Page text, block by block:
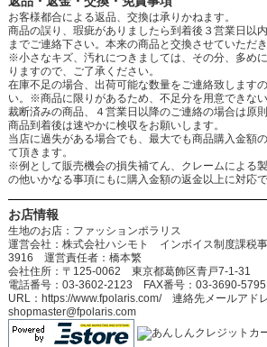
お客様都合による返品、交換は承りかねます。
商品の誤り、瑕疵がありましたら到着後３営業日以
までご連絡下さい。本来の商品と交換させていただき
※小さなキズ、汚れにつきましては、その分、多め
りますので、ご了承ください。
在庫不足の場合、出荷可能な数量をご連絡致します
い。※商品に限りがあるため、不足分を用意できない
裁断済みの商品、４営業日以降のご連絡の場合は原
商品到着後は速やかに検収をお願いします。
当店に過失がある場合でも、最大でも商品購入金額
て頂きます。
※例として販売機会の損失補てん、クレームによる
の他いかなる事項にもに購入金額の返金以上に対応で
お店情報
生地のお店：ファッションポラリス
運営会社：株式会社ハシモト インボイス制度課税
3916 運営責任者：橋本繁
会社住所：〒125-0062 東京都葛飾区青戸7-1-31
電話番号：03-3602-2123 FAX番号：03-3690-5795
URL：https://www.fpolaris.com/ 連絡先メールアド
shopmaster@fpolaris.com